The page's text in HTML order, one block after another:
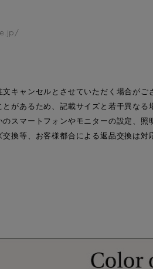
文キャンセルとさせていただく場合がご
とがあるため、記載サイズと若干異なる
のスマートフォンやモニターの設定、
交換等、お客様都合による返品交換は対